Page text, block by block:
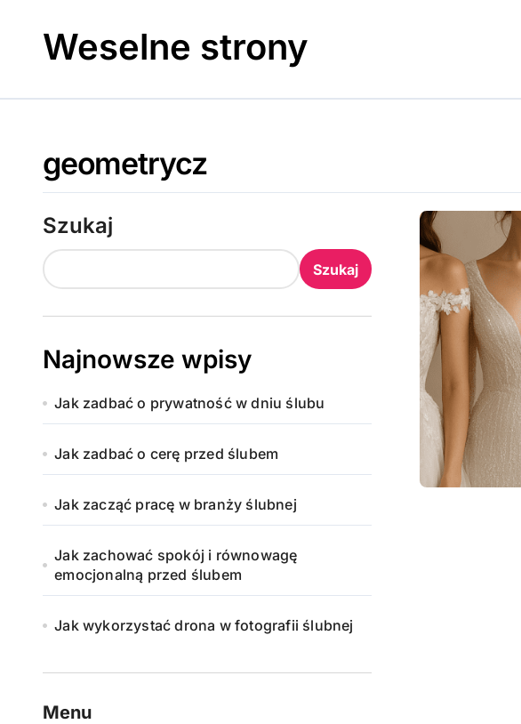
contentWeselne strony
geometrycz
Szukaj
Szukaj
Najnowsze wpisy
Jak zadbać o prywatność w dniu ślubu
Jak zadbać o cerę przed ślubem
Jak zacząć pracę w branży ślubnej
Jak zachować spokój i równowagę
emocjonalną przed ślubem
Jak wykorzystać drona w fotografii ślubnej
Menu